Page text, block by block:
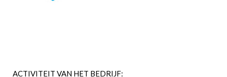
ACTIVITEIT VAN HET BEDRIJF: